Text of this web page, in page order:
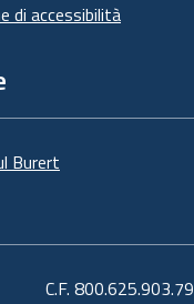
di accessibilità
Burert
C.F. 800.625.903.79